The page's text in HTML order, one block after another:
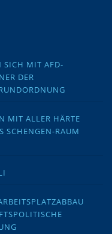
SICH MIT AFD-
DER
MIT ALLER HÄRTE
SCHENGEN-RAUM